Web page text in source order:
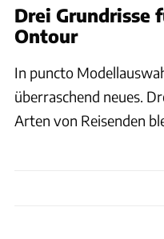
Drei Grundrisse
Ontour
In puncto
überraschend neues.
Arten von Reisenden